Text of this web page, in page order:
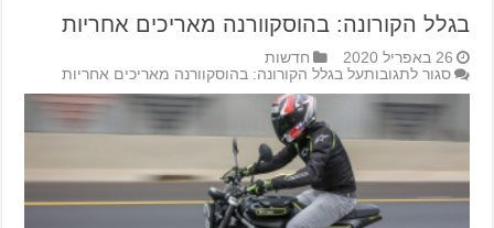
בגלל הקורונה: בהוסקוורנה מאריכים אחריות
26 באפריל 2020
חדשות
סגור לתגובותעל בגלל הקורונה: בהוסקוורנה מאריכים אחריות